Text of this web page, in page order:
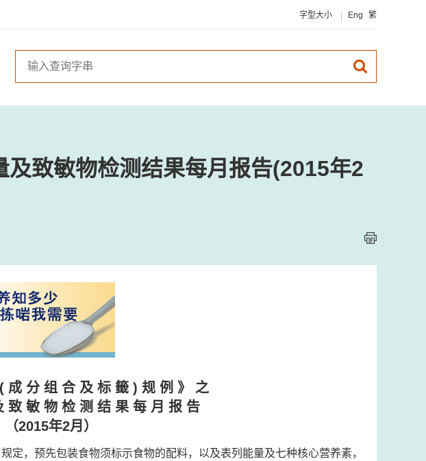
字型大小 Eng 繁
致敏物检测结果每月报告(2015年2
成 分 组 合 及 标 籤 ) 规 例 》 之
致 敏 物 检 测 结 果 每 月 报 告
（2015年2月）
定，预先包装食物须标示食物的配料，以及表列能量及七种核心营养素，